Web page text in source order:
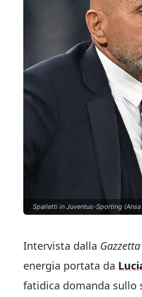
Spalletti in Juventus-Sporting
Intervista dalla
energia portata da
fatidica domanda sullo